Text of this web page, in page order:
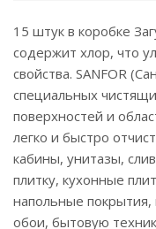
15 штук в коробке
содержит хлор, что
свойства. SANFOR
специальных
поверхностей и
легко и быстро
кабины, унитазы,
плитку, кухонные
напольные
обои, бытовую